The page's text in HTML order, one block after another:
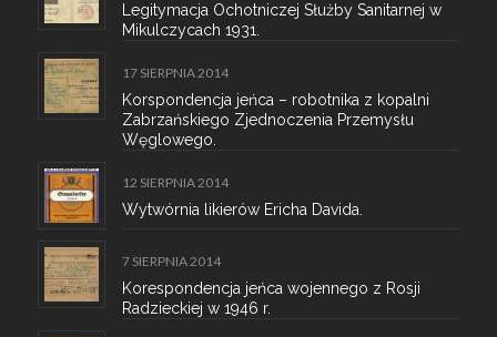
Legitymacja Ochotniczej Służby Sanitarnej w
Mikulczycach 1931.
17 SIERPNIA 2014
Korspondencja jeńca – robotnika z kopalni
Zabrzańskiego Zjednoczenia Przemysłu
Węglowego.
12 SIERPNIA 2014
Wytwórnia likierów Ericha Davida.
7 SIERPNIA 2014
Korespondencja jeńca wojennego z Rosji
Radzieckiej w 1946 r.